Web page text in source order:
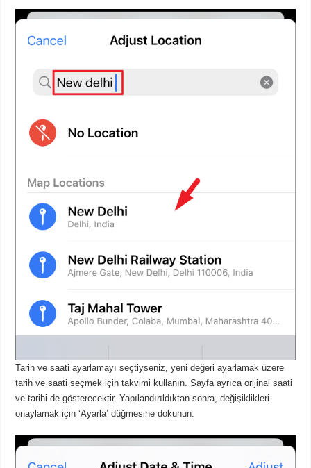
Tarih ve saati ayarlamayı seçtiyseniz, yeni değeri ayarlamak üzere
tarih ve saati seçmek için takvimi kullanın.Sayfa ayrıca orijinal saati
ve tarihi de gösterecektir.Yapılandırıldıktan sonra, değişiklikleri
onaylamak için ‘Ayarla’ düğmesine dokunun.